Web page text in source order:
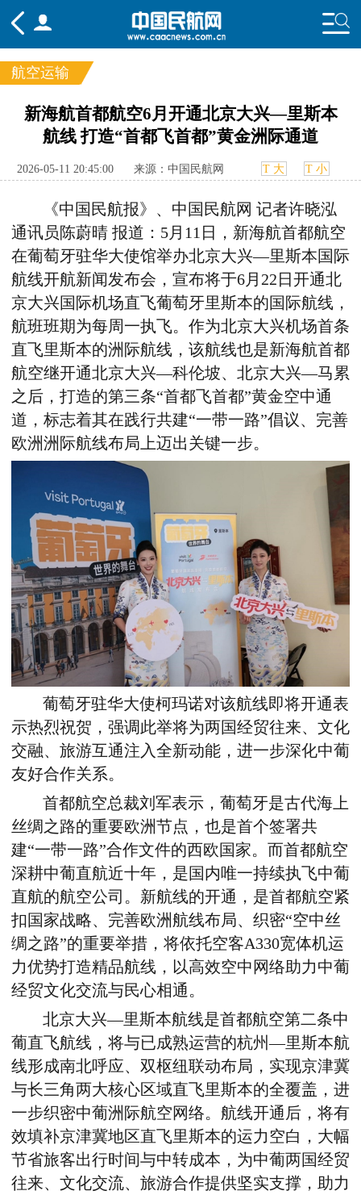
频道
头条 要闻 国内 国际
行业
航图 智库 专题 舆情
航空运输
新海航首都航空6月开通北京大兴—里斯本
航线 打造“首都飞首都”黄金洲际通道
2026-05-11 20:45:00 来源：中国民航网 T 大 T 小
《中国民航报》、 中国民航网 记者许晓泓
通讯员陈蔚晴 报道： 5月 11 日，新海航首都航空
在葡萄牙驻华大使馆举办北京大兴—里斯本国际
航线开航新闻发布会，宣布将于6月 22 日开通北
京大兴国际机场直飞葡萄牙里斯本的国际航线，
航班班期为每周一执飞。作为北京大兴机场首条
直飞里斯本的洲际航线，该航线也是新海航首都
航空继开通北京大兴—科伦坡、北京大兴—马累
之后，打造的第三条“首都飞首都”黄金空中通
道，标志着其在践行共建“一带一路”倡议、完善
欧洲洲际航线布局上迈出关键一步。
葡萄牙驻华大使柯玛诺对该航线即将开通表
示热烈祝贺，强调此举将为两国经贸往来、文化
交融、旅游互通注入全新动能，进一步深化中葡
友好合作关系。
首都航空总裁刘军表示，葡萄牙是古代海上
丝绸之路的重要欧洲节点， 也是首个签署共
建“一带一路”合作文件的西欧国家。 而首都航空
深耕中葡直航近十年，是国内唯一持续执飞中葡
直航的航空公司。 新航线的开通，是首都航空紧
扣国家战略、完善欧洲航线布局、织密“空中丝
绸之路”的重要举措，将依托空客A330宽体机运
力优势打造精品航线，以高效空中网络助力中葡
经贸文化交流与民心相通。
北京大兴—里斯本航线是首都航空第二条中
葡直飞航线， 将与已成熟运营的杭州—里斯本航
线形成南北呼应、双枢纽联动布局，实现京津冀
与长三角两大核心区域直飞里斯本的全覆盖，进
一步织密中葡洲际航空网络。航线开通后，将有
效填补京津冀地区直飞里斯本的运力空白，大幅
节省旅客出行时间与中转成本，为中葡两国经贸
往来、文化交流、旅游合作提供坚实支撑，助力